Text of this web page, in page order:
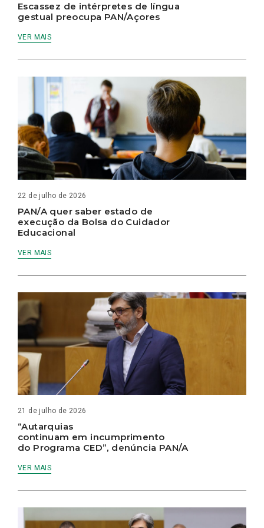
Escassez de intérpretes de língua
gestual preocupa PAN/Açores
VER MAIS
22 de julho de 2026
PAN/A quer saber estado de
execução da Bolsa do Cuidador
Educacional
VER MAIS
21 de julho de 2026
“Autarquias
continuam em incumprimento
do Programa CED”, denúncia PAN/A
VER MAIS